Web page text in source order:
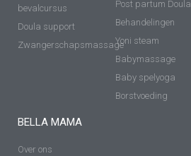
bevalcursus
Doula support
Zwangerschapsmassage
Post partum Doula
Behandelingen
Yoni steam
Babymassage
Baby spelyoga
Borstvoeding
BELLA MAMA
Over ons